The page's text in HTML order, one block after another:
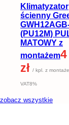
Klimatyzator
ścienny
(PU12M)
MATOWY z
montażem
zł / kpl. z
VAT8%
zobacz wszystkie